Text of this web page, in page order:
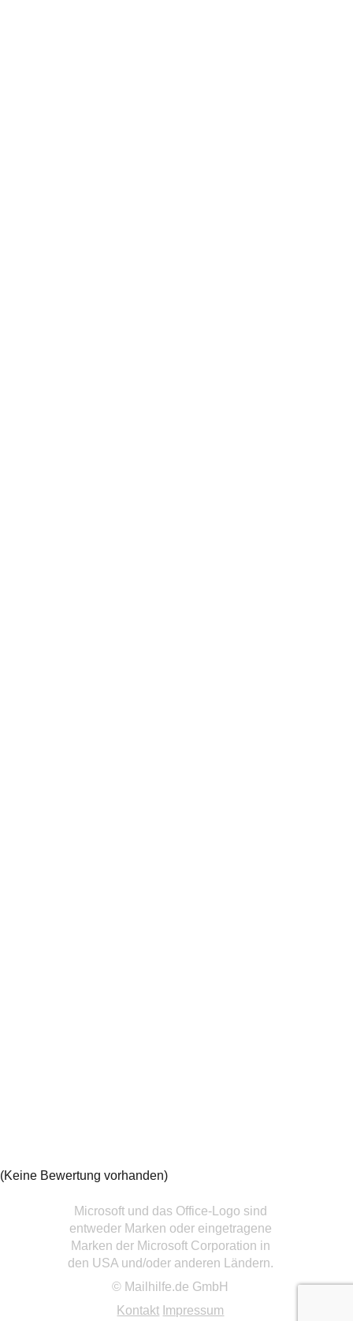
(Keine Bewertung vorhanden)
Microsoft und das Office-Logo sind
entweder Marken oder eingetragene
Marken der Microsoft Corporation in
den USA und/oder anderen Ländern.
© Mailhilfe.de GmbH
Kontakt Impressum